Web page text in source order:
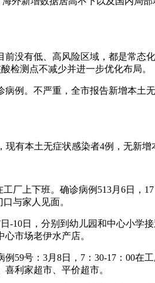
前没有低、高风险区域，都是常
检测点不减少并进一步优化布局。
例。不严重，全市报告新增本
有本土无症状感染者4例，无新
厂上下班。确诊病例513月6日，
与家人见面。
10日，分别到幼儿园和中心小学
市场老伊水产店。
59号：3月8日，7：30-17：00在
利家超市、平价超市。